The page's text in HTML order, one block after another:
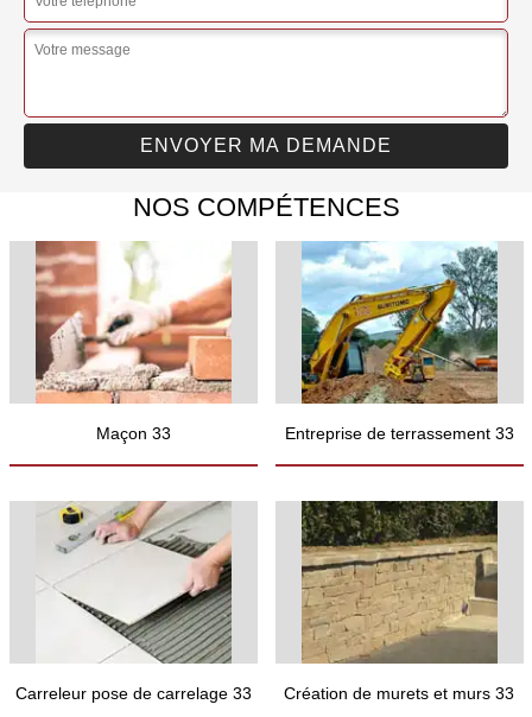
NOS COMPÉTENCES
Maçon 33 Entreprise de terrassement 33
Carreleur pose de carrelage 33 Création de murets et murs 33